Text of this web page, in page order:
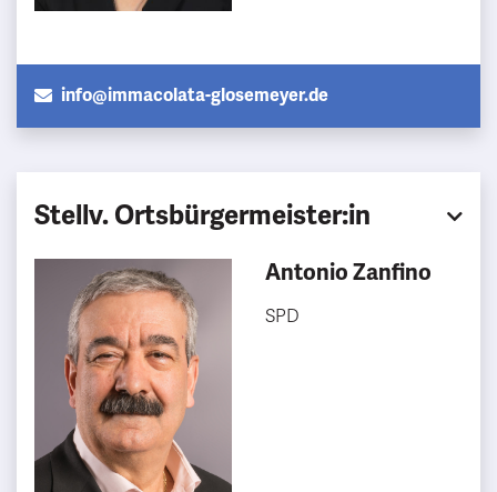
info@immacolata-glosemeyer.de
Stellv. Ortsbürgermeister:in
Antonio Zanfino
SPD